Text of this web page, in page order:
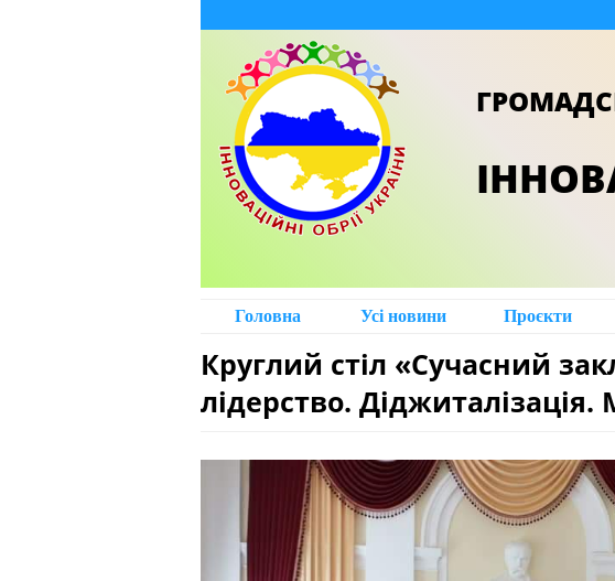
Головна Усі новини Проєкти
Круглий стіл «Сучасний
лідерство. Діджиталізація.